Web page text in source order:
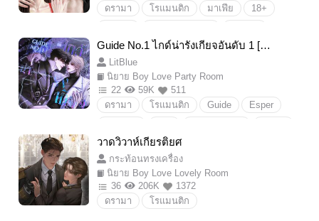
ตบจูบ
แก้แค้น ท้อง
พระเอกเลว
ดรามา
โรแมนติก มาเฟีย
18+
เกิดใหม่
แต่งงาน
พระเอกโบ้
ผัวดุเมียดุกว่า
ดราม่านิสนุง
หย่า
ตาบอด
พาลูกหนี
รักเมียที่สุดในสามโลก
Guide No.1 ไกด์น่ารังเกียจอันดับ 1 [G
uide,Mpreg] มีebook
LitBlue
นิยาย Boy Love Party Room
22
59K
511
ดรามา
โรแมนติก Guide
Esper
Boylove/Yaoi
18+
วาดวิวาห์เกียรติยศ
กระท้อนทรงเครื่อง
นิยาย Boy Love Lovely Room
36
206K
1372
ดรามา
โรแมนติก